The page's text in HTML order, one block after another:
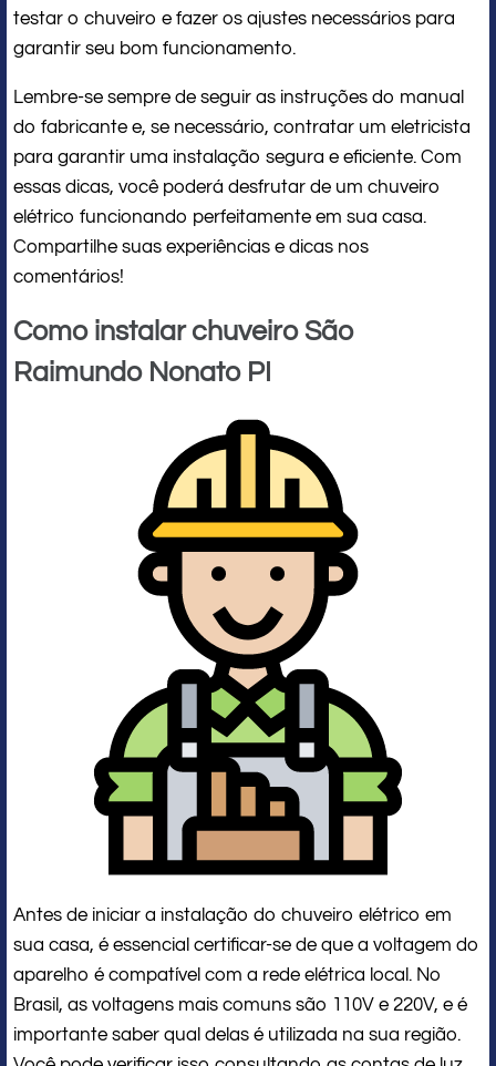
testar o chuveiro e fazer os ajustes necessários para
garantir seu bom funcionamento.
Lembre-se sempre de seguir as instruções do manual
do fabricante e, se necessário, contratar um eletricista
para garantir uma instalação segura e eficiente. Com
essas dicas, você poderá desfrutar de um chuveiro
elétrico funcionando perfeitamente em sua casa.
Compartilhe suas experiências e dicas nos
comentários!
Como instalar chuveiro São
Raimundo Nonato PI
Antes de iniciar a instalação do chuveiro elétrico em
sua casa, é essencial certificar-se de que a voltagem do
aparelho é compatível com a rede elétrica local. No
Brasil, as voltagens mais comuns são 110V e 220V, e é
importante saber qual delas é utilizada na sua região.